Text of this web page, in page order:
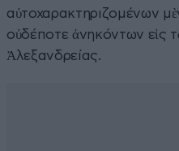
αὐτοχαρακτηριζομένων
οὐδέποτε ἀνηκόντων εἰς
Ἀλεξανδρείας.